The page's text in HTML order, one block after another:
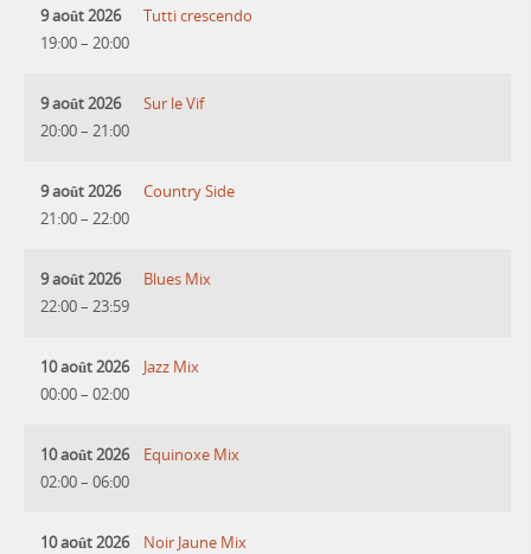
9 août 2026
19:00– 20:00
Tutti crescendo
9 août 2026
20:00– 21:00
Sur le Vif
9 août 2026
21:00– 22:00
Country Side
9 août 2026
22:00– 23:59
Blues Mix
10 août 2026
00:00– 02:00
Jazz Mix
10 août 2026
02:00– 06:00
Equinoxe Mix
10 août 2026
Noir Jaune Mix